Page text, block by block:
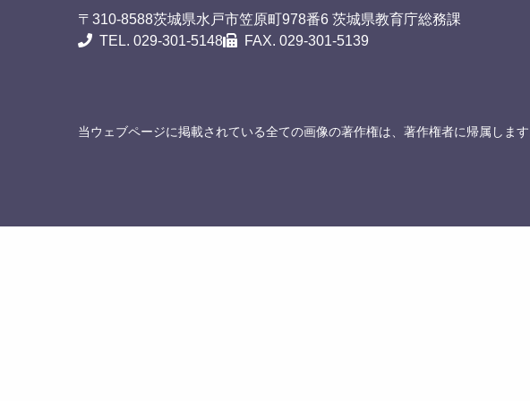
〒310-8588茨城県水戸市笠原町978番6 茨城県教育庁総務課
TEL. 029-301-5148
FAX. 029-301-5139
当ウェブページに掲載されている全ての画像の著作権は、著作権者に帰属しま